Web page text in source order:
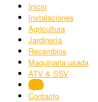
Inicio
Instalaciones
Agricultura
Jardinería
Recambios
Maquinaria usada
ATV & SSV
Blog
Contacto